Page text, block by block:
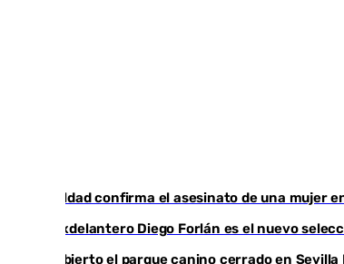
Igualdad confirma el asesinato de una mujer
El exdelantero Diego Forlán es el nuevo
Reabierto el parque canino cerrado en